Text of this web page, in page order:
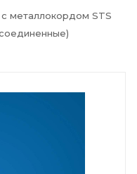
металлокордом STS